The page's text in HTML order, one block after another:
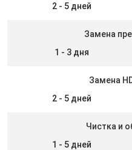
2 - 5 дней
Замена
1 - 3 дня
Замена
2 - 5 дней
Чистка и
1 - 5 дней